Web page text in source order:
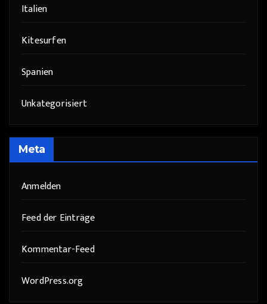
Italien
Kitesurfen
Spanien
Unkategorisiert
Meta
Anmelden
Feed der Einträge
Kommentar-Feed
WordPress.org